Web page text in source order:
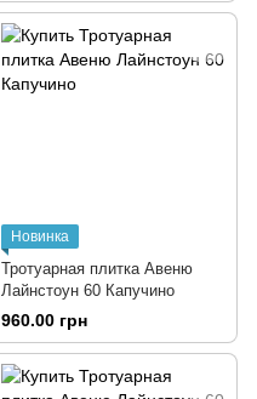
Новинка
Тротуарная плитка Авеню
Лайнстоун 60 Капучино
960.00 грн